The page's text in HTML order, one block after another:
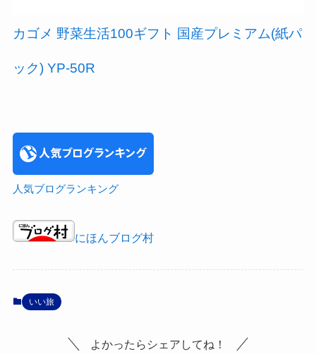
カゴメ 野菜生活100ギフト 国産プレミアム(紙パ
ック) YP-50R
人気ブログランキング
にほんブログ村
いい旅
よかったらシェアしてね！